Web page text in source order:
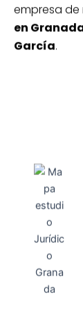
empresa de
en
García.